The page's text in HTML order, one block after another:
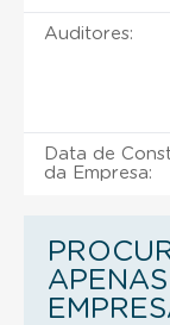
Auditores:
Data de
da Empresa: